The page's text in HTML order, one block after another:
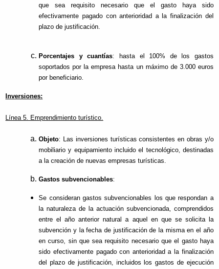
que sea requisito necesario que el gasto haya sido
efectivamente pagado con anterioridad a la finalización del
plazo de justificación.
Porcentajes y cuantías: hasta el 100% de los gastos
soportados por la empresa hasta un máximo de 3.000 euros
por beneficiario.
Inversiones:
Línea 5. Emprendimiento turístico.
Objeto: Las inversiones turísticas consistentes en obras y/o
mobiliario y equipamiento incluido el tecnológico, destinadas
a la creación de nuevas empresas turísticas.
Gastos subvencionables:
Se consideran gastos subvencionables los que respondan a
la naturaleza de la actuación subvencionada, comprendidos
entre el año anterior natural a aquel en que se solicita la
subvención y la fecha de justificación de la misma en el año
en curso, sin que sea requisito necesario que el gasto haya
sido efectivamente pagado con anterioridad a la finalización
del plazo de justificación, incluidos los gastos de ejecución